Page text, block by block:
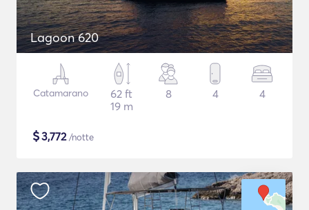
Lagoon 620
Catamarano
62 ft
19 m
8 4 4
$3,772/notte